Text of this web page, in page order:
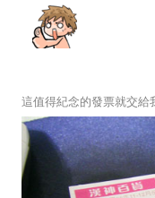
這值得紀念的發票就交